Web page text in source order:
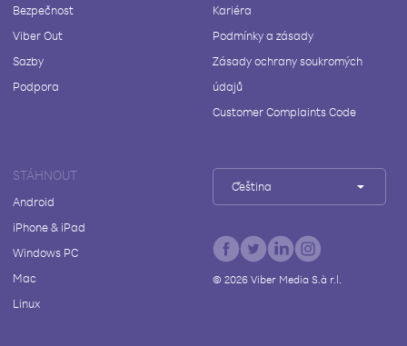
Bezpečnost
Viber Out
Sazby
Podpora
Kariéra
Podmínky a zásady
Zásady ochrany soukromých
údajů
Customer Complaints Code
STÁHNOUT
Android
iPhone & iPad
Windows PC
Mac
Linux
Čeština
© 2026Viber Media S.à r.l.